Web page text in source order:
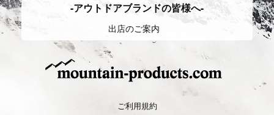
-アウトドアブランドの皆様へ-
出店のご案内
ご利用規約